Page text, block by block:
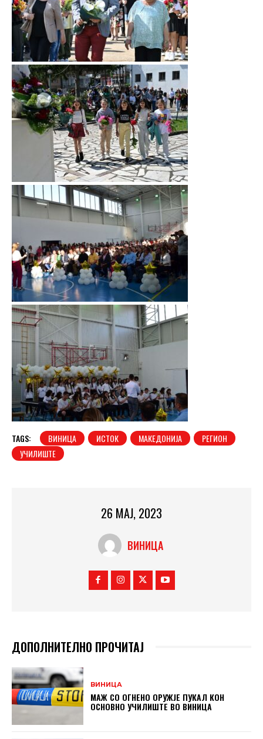
TAGS: ВИНИЦА ИСТОК МАКЕДОНИЈА
РЕГИОН
УЧИЛИШТЕ
26 МАЈ, 2023
ВИНИЦА
ДОПОЛНИТЕЛНО ПРОЧИТАЈ
ВИНИЦА
МАЖ СО ОГНЕНО ОРУЖЈЕ ПУКАЛ КОН
ОСНОВНO УЧИЛИШТЕ ВО ВИНИЦА